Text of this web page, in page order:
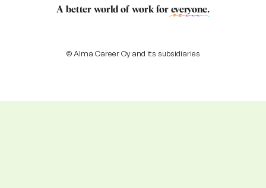
A better world of work for everyone.
© Alma Career Oy and its subsidiaries